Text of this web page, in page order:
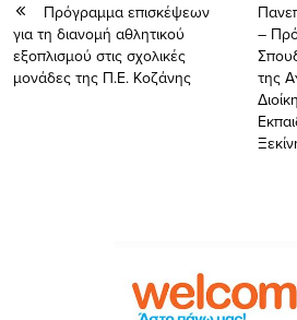
Πρόγραμμα επισκέψεων
για τη διανομή αθλητικού
εξοπλισμού στις σχολικές
μονάδες της Π.Ε. Κοζάνης
–
της